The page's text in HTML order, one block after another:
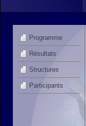
Programme
Résultats
Structures
Participants